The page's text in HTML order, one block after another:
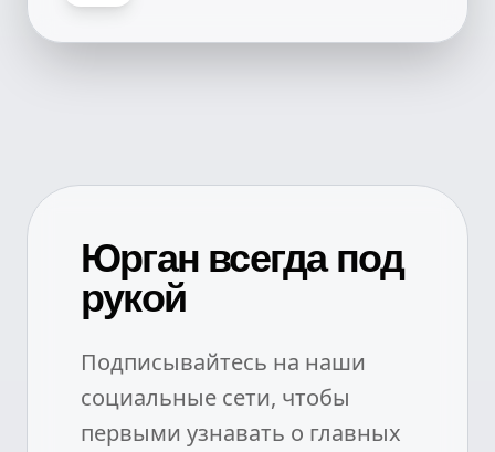
Юрган всегда под
рукой
Подписывайтесь на наши
социальные сети, чтобы
первыми узнавать о главных